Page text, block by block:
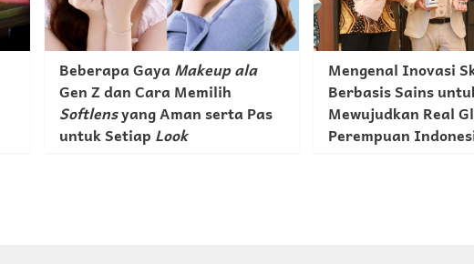
Beberapa Gaya Makeup ala
Gen Z dan Cara Memilih
Softlensyang Aman serta Pas
untuk Setiap Look
Mengenal Inovasi
Berbasis Sains
Mewujudkan Real
Perempuan